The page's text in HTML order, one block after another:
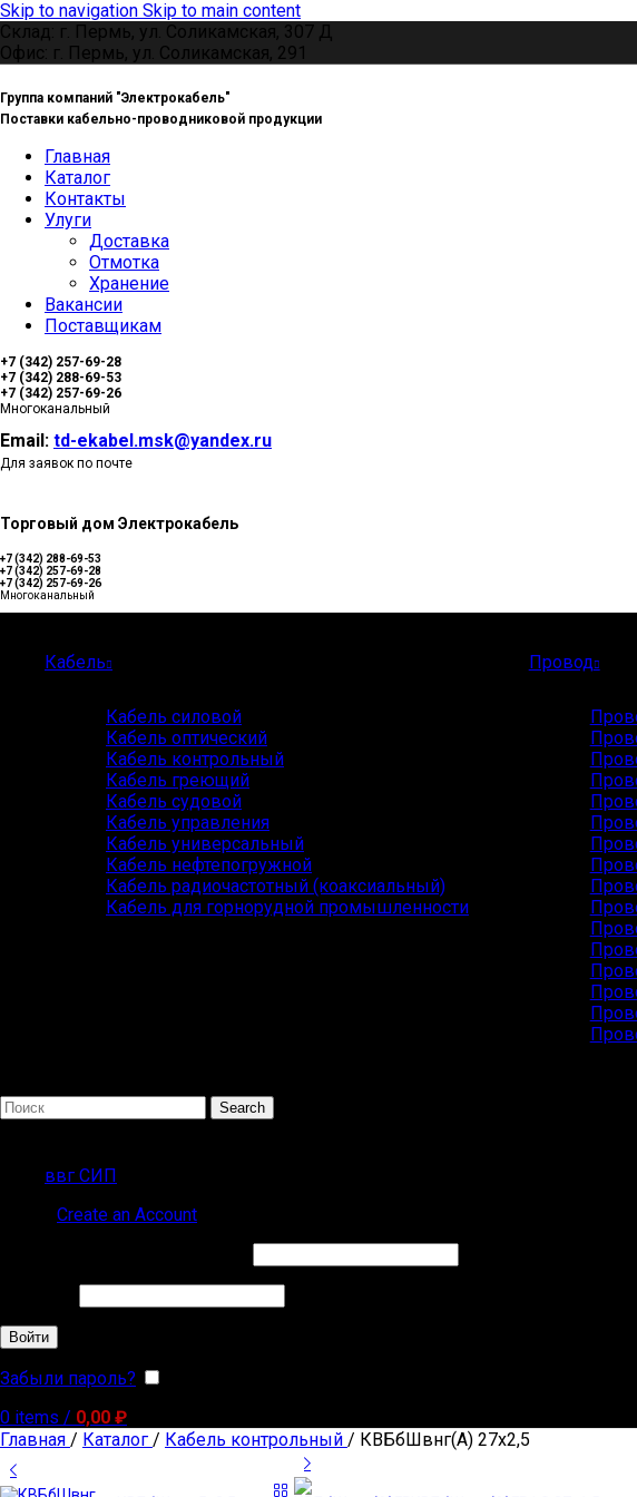
Skip to navigation Skip to main content
Склад: г. Пермь, ул. Соликамская, 307 Д
Офис: г. Пермь, ул. Соликамская, 291
Группа компаний "Электрокабель"
Поставки кабельно-проводниковой продукции
Главная
Каталог
Контакты
Улуги
Доставка
Отмотка
Хранение
Вакансии
Поставщикам
+7 (342) 257-69-28
+7 (342) 288-69-53
+7 (342) 257-69-26
Многоканальный
Email: td-ekabel.msk@yandex.ru
Для заявок по почте
Торговый дом Электрокабель
+7 (342) 288-69-53
+7 (342) 257-69-28
+7 (342) 257-69-26
Многоканальный
Кабель
Кабель силовой
Кабель оптический
Кабель контрольный
Кабель греющий
Кабель судовой
Кабель управления
Кабель универсальный
Кабель нефтепогружной
Кабель радиочастотный (коаксиальный)
Кабель для горнорудной промышленности
Провод
Search
ввг СИП
Create an Account
Войти
Забыли пароль?
0 items / 0,00 ₽
Главная / Каталог / Кабель контрольный / КВБбШвнг(А) 27х2,5